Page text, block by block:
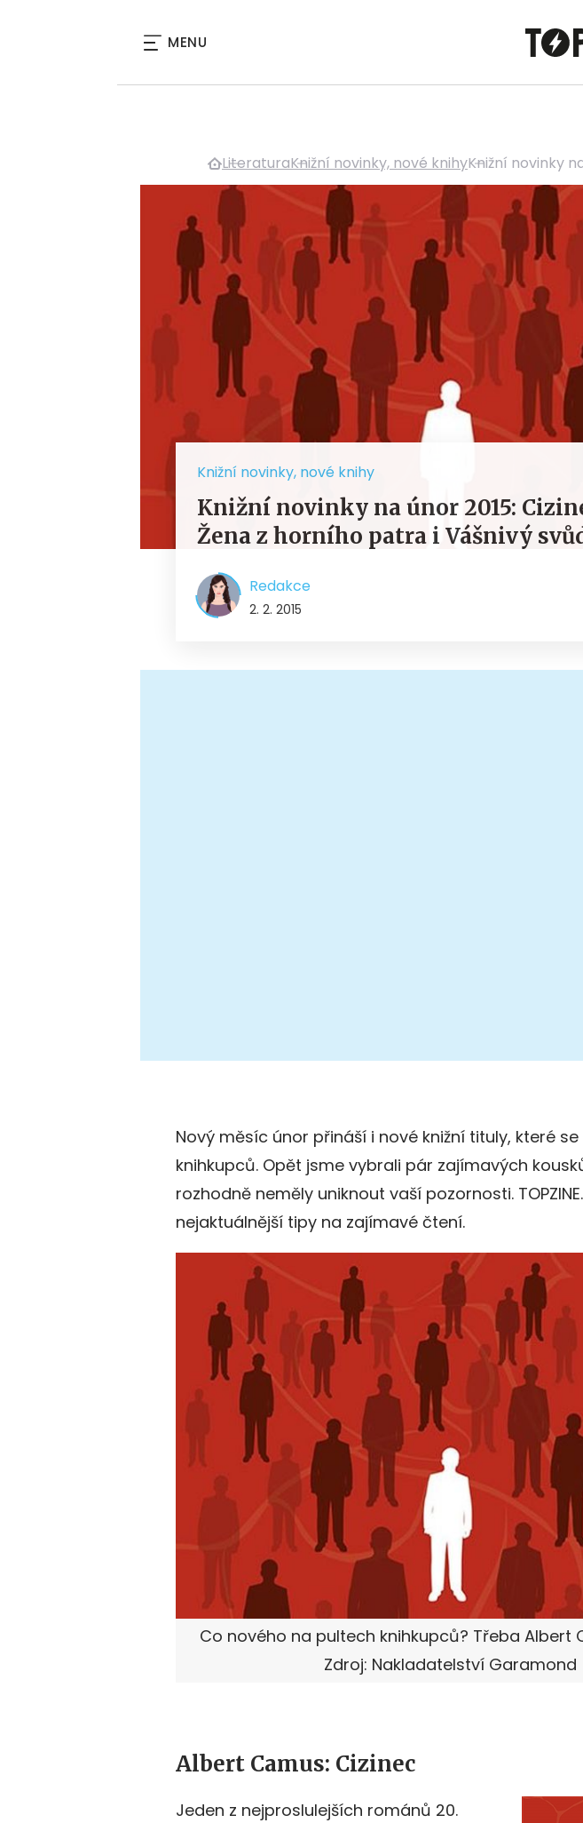
MENU
LiteraturaKnižní novinky, nové knihyKnižní novinky
Knižní novinky, nové knihy
Knižní novinky na únor 2015:
Žena z horního patra i Vášnivý
Redakce
2. 2. 2015
Nový měsíc únor přináší i nové knižní tituly, které
knihkupců. Opět jsme vybrali pár zajímavých
rozhodně neměly uniknout vaší pozornosti.
nejaktuálnější tipy na zajímavé čtení.
Co nového na pultech knihkupců? Třeba Albert
Zdroj: Nakladatelství Garamond
Albert Camus: Cizinec
Jeden z nejproslulejších románů 20.